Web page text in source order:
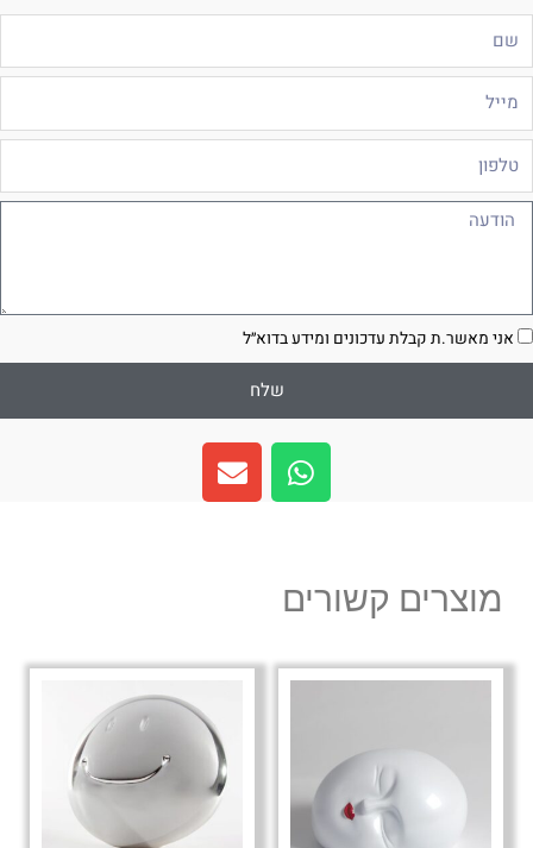
אני מאשר.ת קבלת עדכונים ומידע בדוא״ל
שלח
W
h
a
a
p
E
n
v
e
מוצרים קשורים